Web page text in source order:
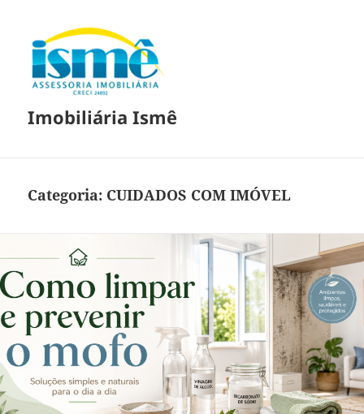
Imobiliária Ismê
Categoria: CUIDADOS COM IMÓVEL